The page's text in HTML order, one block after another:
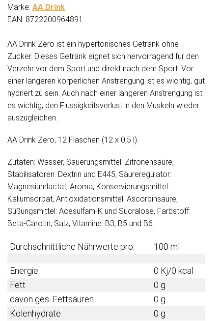
Marke: AA Drink
EAN: 8722200964891
AA Drink Zero ist ein hypertonisches Getränk ohne
Zucker. Dieses Getränk eignet sich hervorragend für den
Verzehr vor dem Sport und direkt nach dem Sport. Vor
einer längeren körperlichen Anstrengung ist es wichtig, gut
hydriert zu sein. Auch nach einer längeren Anstrengung ist
es wichtig, den Flüssigkeitsverlust in den Muskeln wieder
auszugleichen.
AA Drink Zero, 12 Flaschen (12 x 0,5 l).
Zutaten: Wasser, Säuerungsmittel: Zitronensäure,
Stabilisatoren: Dextrin und E445, Säureregulator:
Magnesiumlactat, Aroma, Konservierungsmittel:
Kaliumsorbat, Antioxidationsmittel: Ascorbinsäure,
Süßungsmittel: Acesulfam-K und Sucralose, Farbstoff:
Beta-Carotin, Salz, Vitamine: B3, B5 und B6.
Durchschnittliche Nährwerte pro: 100 ml
Energie
0 Kj/0 kcal
Fett
0 g
davon ges. Fettsäuren
0 g
Kolenhydrate
0 g